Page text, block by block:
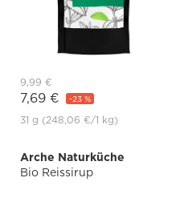
9,99 €
7,69 € -23 %
31 g (248,06 €/1 kg)
Arche Naturküche
Bio Reissirup